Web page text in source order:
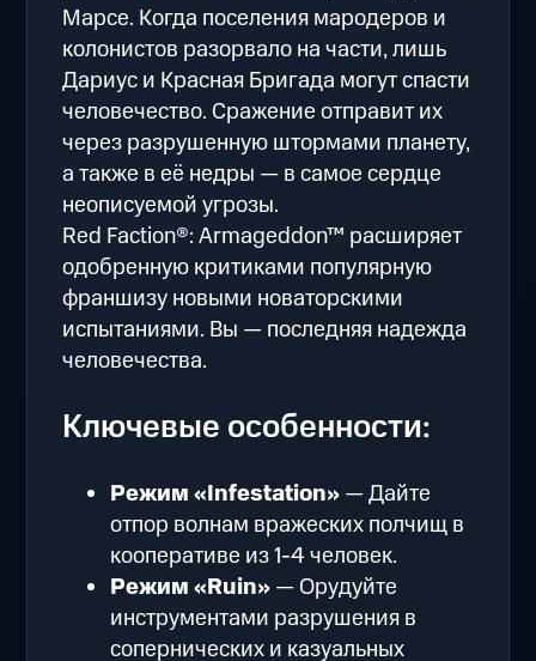
Марсе. Когда поселения мародеров и
колонистов разорвало на части, лишь
Дариус и Красная Бригада могут спасти
человечество. Сражение отправит их
через разрушенную штормами планету,
а также в её недры — в самое сердце
неописуемой угрозы.
Red Faction®: Armageddon™ расширяет
одобренную критиками популярную
франшизу новыми новаторскими
испытаниями. Вы — последняя надежда
человечества.
Ключевые особенности:
Режим «Infestation»— Дайте
отпор волнам вражеских полчищ в
кооперативе из 1-4 человек.
Режим «Ruin»— Орудуйте
инструментами разрушения в
сопернических и казуальных